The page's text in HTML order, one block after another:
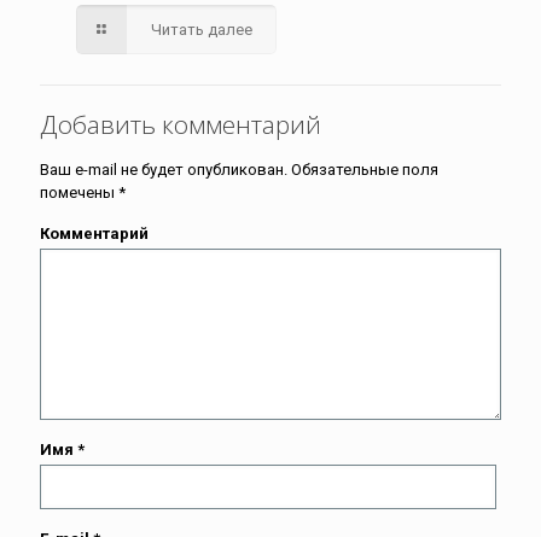
Читать далее
Добавить комментарий
Ваш e-mail не будет опубликован. Обязательные поля
помечены *
Комментарий
Имя *